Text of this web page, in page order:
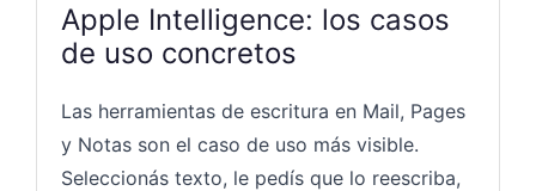
Apple Intelligence: los casos
de uso concretos
Las herramientas de escritura en Mail, Pages
y Notas son el caso de uso más visible.
Seleccionás texto, le pedís que lo reescriba,